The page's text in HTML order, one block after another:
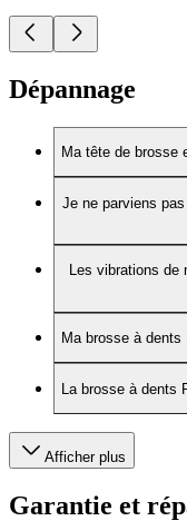
Dépannage
Ma tête de brosse
Je ne parviens
Les vibrations de
Ma brosse à
La brosse à dents
Afficher plus
Garantie et